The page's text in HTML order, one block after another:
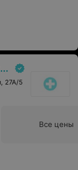
27А/5
Все цены